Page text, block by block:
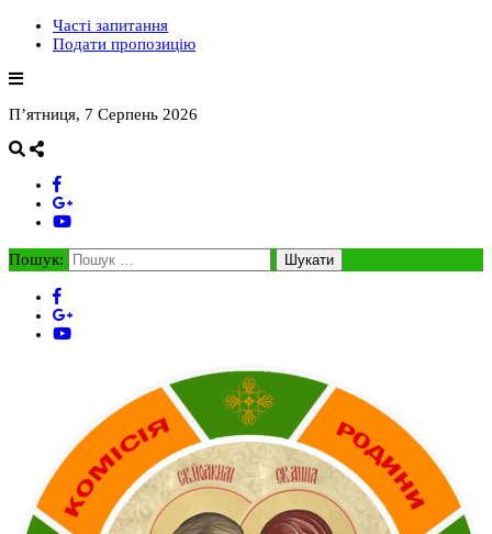
Часті запитання
Подати пропозицію
П’ятниця, 7 Серпень 2026
Пошук: